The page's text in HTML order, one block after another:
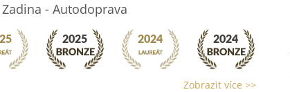
- Autodoprava
Zobrazit více >>